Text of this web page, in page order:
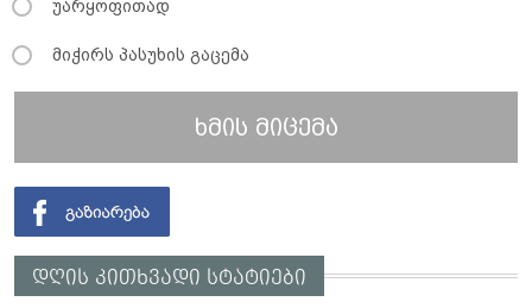
უარყოფითად
მიჭირს პასუხის გაცემა
ხმის მიცემა
დღის კითხვადი სტატიები